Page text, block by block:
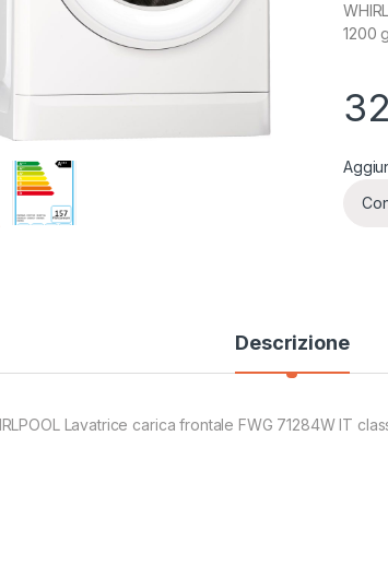
1200
Descrizione
Lavatrice carica frontale FWG 71284W IT